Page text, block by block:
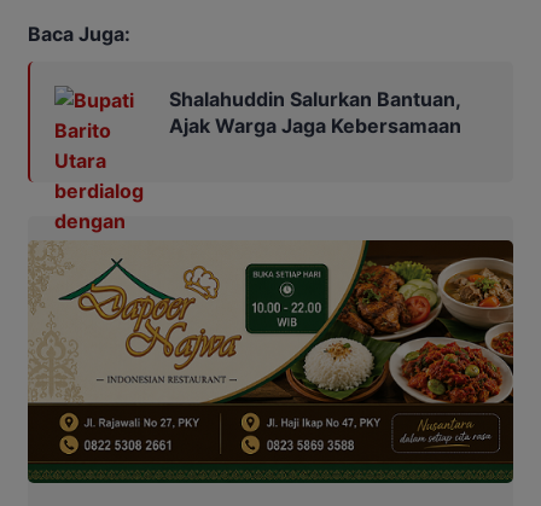
Baca Juga:
Shalahuddin Salurkan Bantuan,
Ajak Warga Jaga Kebersamaan